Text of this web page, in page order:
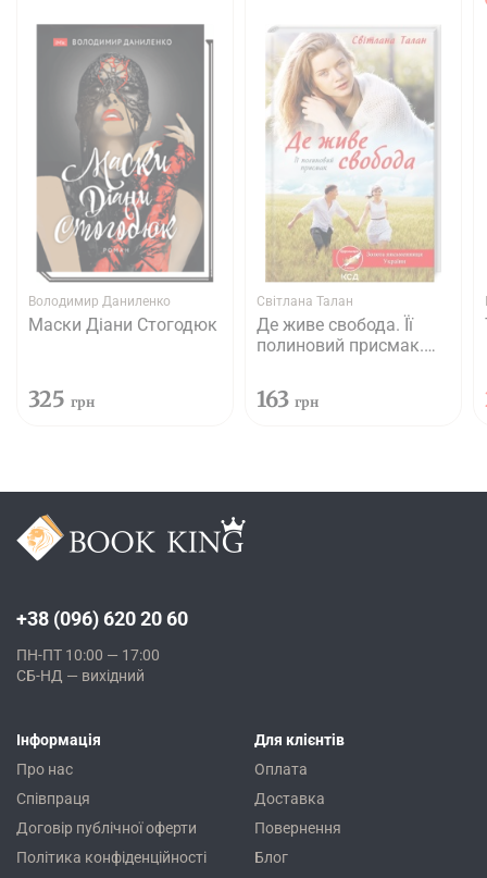
Володимир Даниленко
Маски Діани Стогодюк
325 грн
Світлана Талан
Де живе свобода. Її
полиновий присмак.
163 грн
+38 (096) 620 20 60
ПН-ПТ 10:00 — 17:00
СБ-НД — вихідний
Інформація
Про нас
Співпраця
Договір публічної оферти
Політика конфіденційності
Для клієнтів
Оплата
Доставка
Повернення
Блог